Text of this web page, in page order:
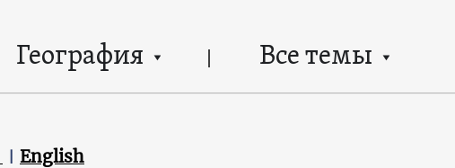
География Все темы
English